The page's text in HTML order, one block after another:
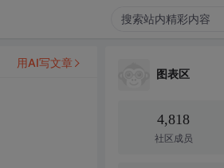
用AI写文章
图表区
4,818
社区成员